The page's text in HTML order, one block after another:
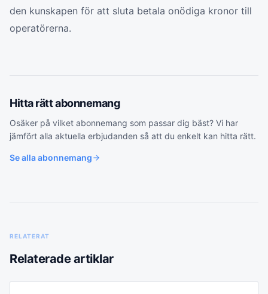
den kunskapen för att sluta betala onödiga kronor till
operatörerna.
Hitta rättabonnemang
Osäker på vilket abonnemang som passar dig bäst? Vi har
jämfört alla aktuella erbjudanden så att du enkelt kan hitta rätt.
Se allaabonnemang
RELATERAT
Relaterade artiklar